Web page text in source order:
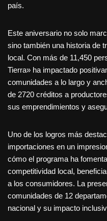
país.
Este aniversario no solo
sino también una historia de
local. Con más de 11,450
Tierra» ha impactado
comunidades a lo largo y
de 2720 créditos a
sus emprendimientos y
Uno de los logros más
importaciones en un
cómo el programa ha
competitividad local,
a los consumidores. La
comunidades de 12
nacional y su impacto